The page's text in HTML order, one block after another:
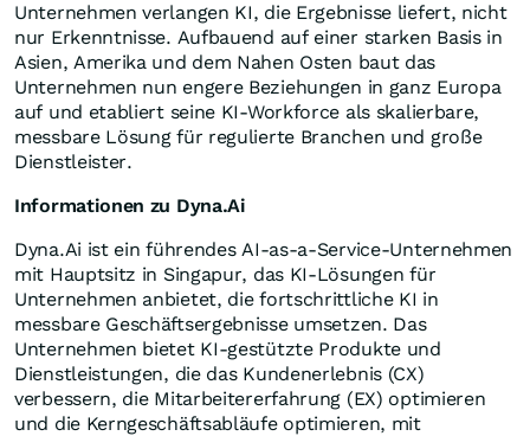
Unternehmen verlangen KI, die Ergebnisse liefert, nicht
nur Erkenntnisse. Aufbauend auf einer starken Basis in
Asien, Amerika und dem Nahen Osten baut das
Unternehmen nun engere Beziehungen in ganz Europa
auf und etabliert seine KI-Workforce als skalierbare,
messbare Lösung für regulierte Branchen und große
Dienstleister.
Informationen zu Dyna.Ai
Dyna.Ai ist ein führendes AI-as-a-Service-Unternehmen
mit Hauptsitz in Singapur, das KI-Lösungen für
Unternehmen anbietet, die fortschrittliche KI in
messbare Geschäftsergebnisse umsetzen. Das
Unternehmen bietet KI-gestützte Produkte und
Dienstleistungen, die das Kundenerlebnis (CX)
verbessern, die Mitarbeitererfahrung (EX) optimieren
und die Kerngeschäftsabläufe optimieren, mit